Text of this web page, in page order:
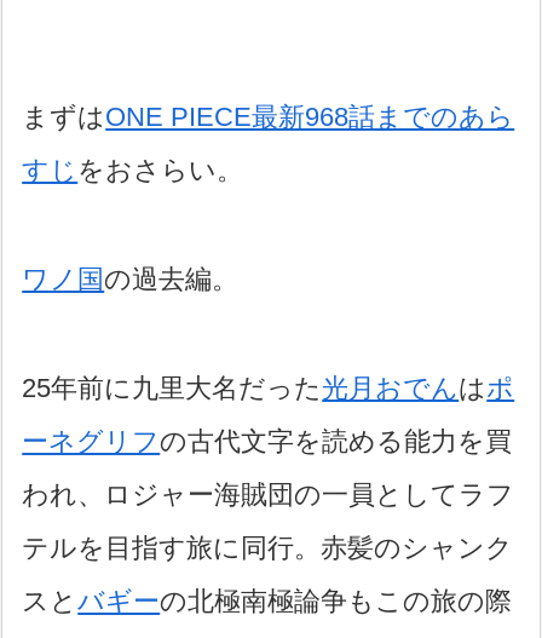
まずはONE PIECE最新968話までのあら
すじ をおさらい。
ワノ国の過去編。
25年前に九里大名だった光月おでんはポ
ーネグリフの古代文字を読める能力を買
われ、ロジャー海賊団の一員としてラフ
テルを目指す旅に同行。赤髪のシャンク
スとバギーの北極南極論争もこの旅の際